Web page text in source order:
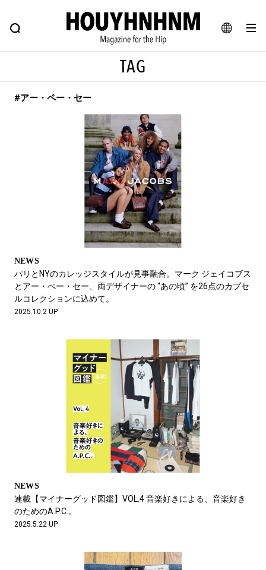
JA
FEATURE BLOG SNAP
ヒップなファッション、カルチャー、ライフスタイルWEBマガジン
#SHOPPING ADDICT #憧れの逸品
#ESSENTIAL DESIGNS #古着サミット
#NEW VINTAGE #マイナーグッド図鑑
#路地裏てぃーん。 #MONTHLY JOURNAL
#GH 銘品の所以 #フイナムのYouTube
#Commune H #FOCUS IT #AH.H
#FASHION #MUSIC
#LIFESTYLE
#SPORTS #HANDSOME HANDBOOK
TAG
#アー・ペー・セー
NEWS
パリとNYのカレッジスタイルが見事融合。マーク ジェイコブス
とアー・ぺー・セー、両デザイナーの “あの頃” を26点のカプセ
ルコレクションに込めて。
2025.10.2 UP
NEWS
連載【マイナーグッド図鑑】VOL.4 音楽好きによる、音楽好き
のためのA.P.C.。
2025.5.22 UP